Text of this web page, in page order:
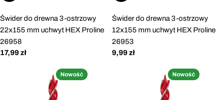
Świder do drewna 3-ostrzowy
22x155 mm uchwyt HEX Proline
26958
Cena
17,99 zł
Świder do drewna 3-ostrzowy
12x155 mm uchwyt HEX Proline
26953
Cena
9,99 zł
Nowość Nowość